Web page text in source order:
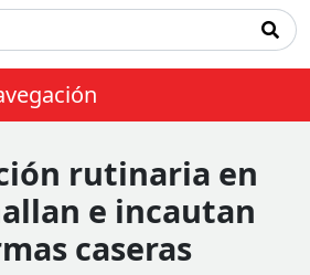
rutinaria en
e incautan
caseras